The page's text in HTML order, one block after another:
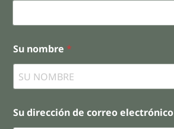
Su nombre *
Su dirección de correo electrónico